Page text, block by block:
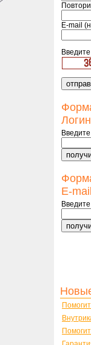
E-mail
E-